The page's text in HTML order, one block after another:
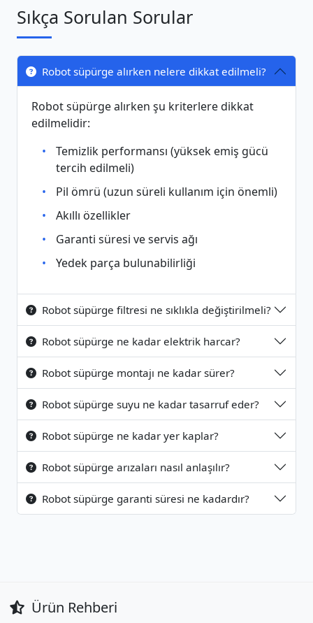
Sıkça Sorulan Sorular
Robot süpürge alırken nelere dikkat edilmeli?
Robot süpürge alırken şu kriterlere dikkat
edilmelidir:
Temizlik performansı (yüksek emiş gücü
tercih edilmeli)
Pil ömrü (uzun süreli kullanım için önemli)
Akıllı özellikler
Garanti süresi ve servis ağı
Yedek parça bulunabilirliği
Robot süpürge filtresi ne sıklıkla değiştirilmeli?
Robot süpürge ne kadar elektrik harcar?
Robot süpürge montajı ne kadar sürer?
Robot süpürge suyu ne kadar tasarruf eder?
Robot süpürge ne kadar yer kaplar?
Robot süpürge arızaları nasıl anlaşılır?
Robot süpürge garanti süresi ne kadardır?
Ürün Rehberi